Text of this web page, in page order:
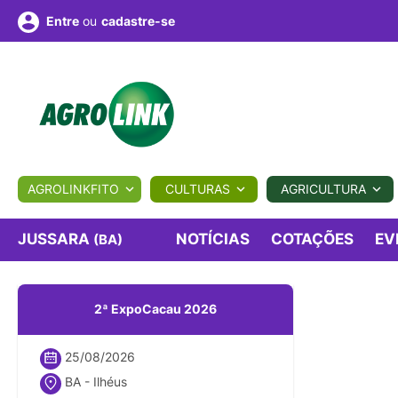
BIOLÓGICOS COTAÇÕES NOTÍCIAS
Colunistas Eventos
Fotos
Entre ou cadastre-se
AGROLINKFITO CULTURAS AGRICULTURA
JUSSARA (BA) NOTÍCIAS COTAÇÕES
2ª ExpoCacau 2026
25/08/2026
BA - Ilhéus